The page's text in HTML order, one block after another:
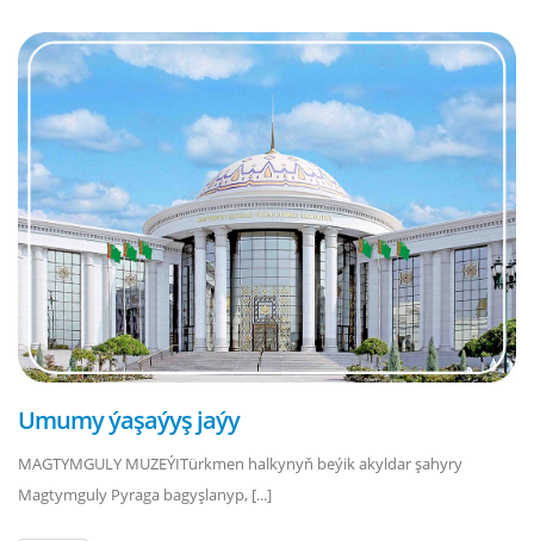
Umumy ýaşaýyş jaýy
MAGTYMGULY MUZEÝITürkmen halkynyň beýik akyldar şahyry
Magtymguly Pyraga bagyşlanyp, [...]